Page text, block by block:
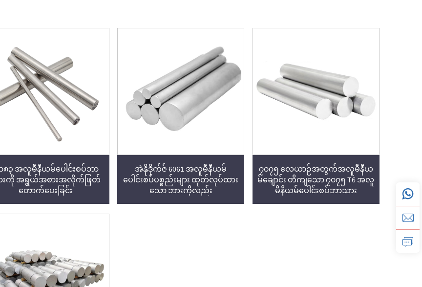
၈၃ အလူမီနီယမ်ပေါင်းစပ်ဘာ
းကို အရွယ်အစားအလိုက်ဖြတ်
တောက်ပေးခြင်း
အဲနိုဒိုက်ဇ် 6061 အလူမီနီယမ်
ပေါင်းစပ်ပစ္စည်းများ ထုတ်လုပ်ထား
သော ဘားကိုလည်း
၇၀၇၅ လေယာဉ်အတွက်အလူမီနီယ
မ်ချောင်း တိကျသော ၇၀၇၅ T6 အလူ
မီနီယမ်ပေါင်းစပ်ဘာသား